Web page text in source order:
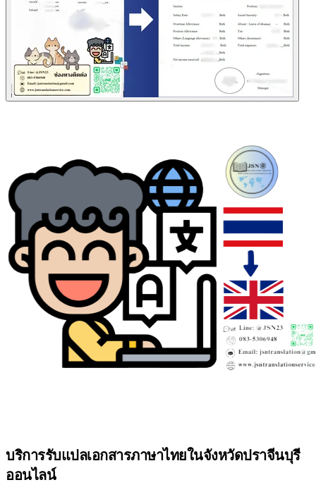
บริการรับแปลเอกสารภาษาไทยในจังหวัดปราจีนบุรี
ออนไลน์